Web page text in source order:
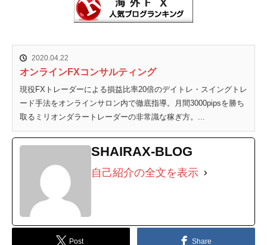
2020.04.22
オンラインFXコンサルティング
現役FXトレーダーによる損益比率20倍のデイトレ・スイングトレ
ード手法をオンラインサロン内で徹底指導。月間3000pipsを勝ち
取るミリオンダラートレーダーの非常識な稼ぎ方。...
SHAIRAX-BLOG
自己紹介の全文を表示
Post Share